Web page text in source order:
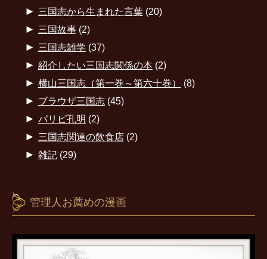
► 三国志から生まれた言葉(20)
► 三国故事(2)
► 三国志雑学 (37)
► 紹介したい三国志関係の本(2)
► 横山三国志（第一巻～第六十巻） (8)
► ブラウザ三国志(45)
► パリピ孔明 (2)
► 三国志関連の飲食店(2)
► 雑記(29)
管理人お薦めの漫画